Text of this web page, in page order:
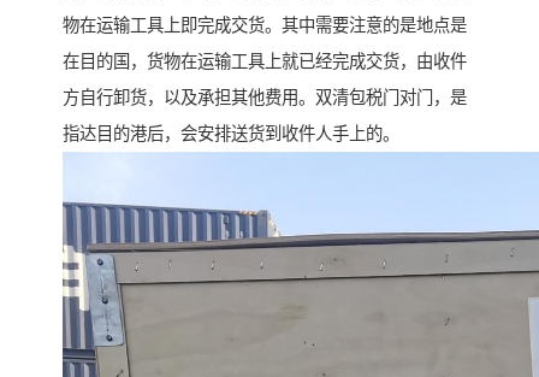
物在运输工具上即完成交货。其中需要注意的是地点是
在目的国，货物在运输工具上就已经完成交货，由收件
方自行卸货，以及承担其他费用。双清包税门对门，是
指达目的港后，会安排送货到收件人手上的。